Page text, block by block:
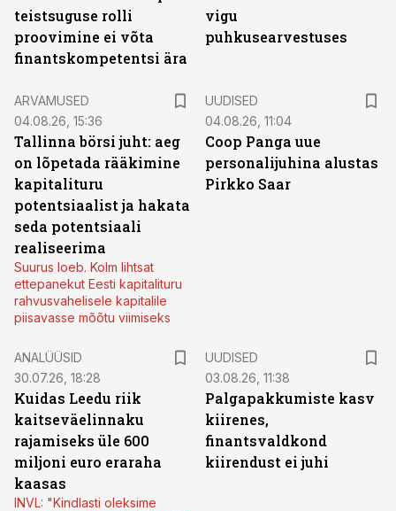
teistsuguse rolli
proovimine ei võta
finantskompetentsi ära
vigu
puhkusearvestuses
ARVAMUSED
04.08.26, 15:36
Tallinna börsi juht: aeg
on lõpetada rääkimine
kapitalituru
potentsiaalist ja hakata
seda potentsiaali
realiseerima
Suurus loeb. Kolm lihtsat
ettepanekut Eesti kapitalituru
rahvusvahelisele kapitalile
piisavasse mõõtu viimiseks
UUDISED
04.08.26, 11:04
Coop Panga uue
personalijuhina alustas
Pirkko Saar
ANALÜÜSID
30.07.26, 18:28
Kuidas Leedu riik
kaitseväelinnaku
rajamiseks üle 600
miljoni euro eraraha
kaasas
INVL: "Kindlasti oleksime
UUDISED
03.08.26, 11:38
Palgapakkumiste kasv
kiirenes,
finantsvaldkond
kiirendust ei juhi